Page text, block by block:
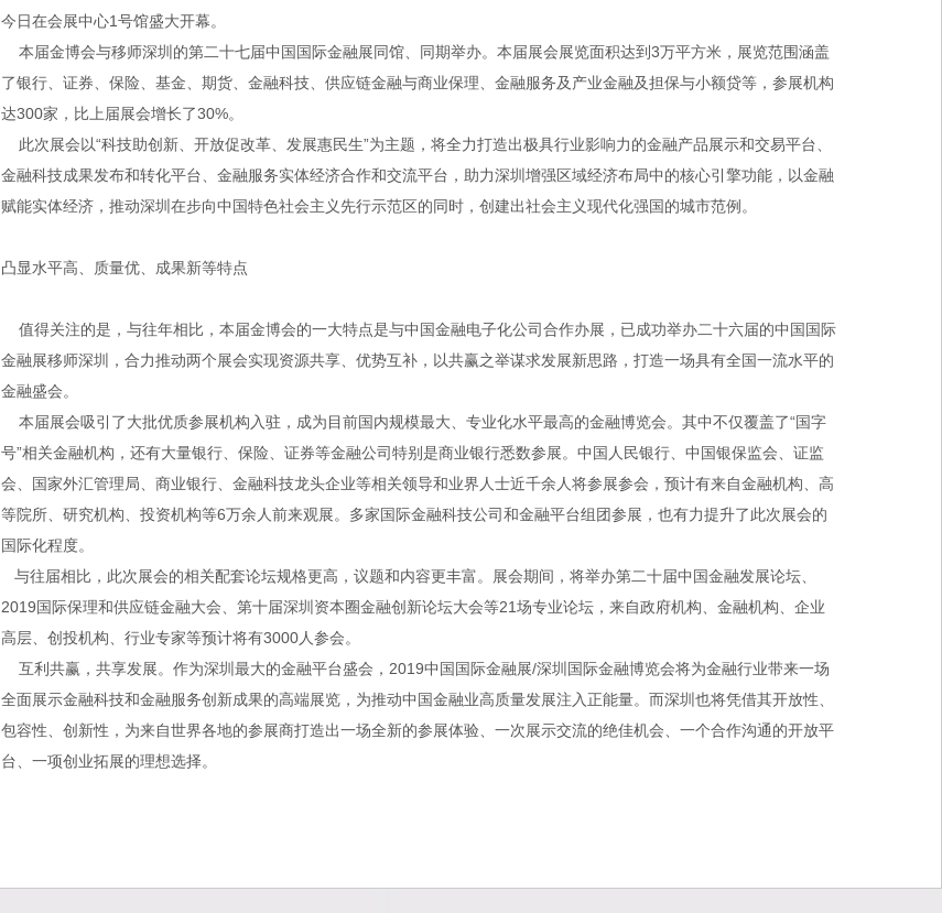
今日在会展中心1号馆盛大开幕。
本届金博会与移师深圳的第二十七届中国国际金融展同馆、同期举办。本届展会展览面积达到3万平方米，展览范围涵盖
了银行、证券、保险、基金、期货、金融科技、供应链金融与商业保理、金融服务及产业金融及担保与小额贷等，参展机构
达300家，比上届展会增长了30%。
此次展会以“科技助创新、开放促改革、发展惠民生”为主题，将全力打造出极具行业影响力的金融产品展示和交易平台、
金融科技成果发布和转化平台、金融服务实体经济合作和交流平台，助力深圳增强区域经济布局中的核心引擎功能，以金融
赋能实体经济，推动深圳在步向中国特色社会主义先行示范区的同时，创建出社会主义现代化强国的城市范例。
凸显水平高、质量优、成果新等特点
值得关注的是，与往年相比，本届金博会的一大特点是与中国金融电子化公司合作办展，已成功举办二十六届的中国国际
金融展移师深圳，合力推动两个展会实现资源共享、优势互补，以共赢之举谋求发展新思路，打造一场具有全国一流水平的
金融盛会。
本届展会吸引了大批优质参展机构入驻，成为目前国内规模最大、专业化水平最高的金融博览会。其中不仅覆盖了“国字
号”相关金融机构，还有大量银行、保险、证券等金融公司特别是商业银行悉数参展。中国人民银行、中国银保监会、证监
会、国家外汇管理局、商业银行、金融科技龙头企业等相关领导和业界人士近千余人将参展参会，预计有来自金融机构、高
等院所、研究机构、投资机构等6万余人前来观展。多家国际金融科技公司和金融平台组团参展，也有力提升了此次展会的
国际化程度。
与往届相比，此次展会的相关配套论坛规格更高，议题和内容更丰富。展会期间，将举办第二十届中国金融发展论坛、
2019国际保理和供应链金融大会、第十届深圳资本圈金融创新论坛大会等21场专业论坛，来自政府机构、金融机构、企业
高层、创投机构、行业专家等预计将有3000人参会。
互利共赢，共享发展。作为深圳最大的金融平台盛会，2019中国国际金融展/深圳国际金融博览会将为金融行业带来一场
全面展示金融科技和金融服务创新成果的高端展览，为推动中国金融业高质量发展注入正能量。而深圳也将凭借其开放性、
包容性、创新性，为来自世界各地的参展商打造出一场全新的参展体验、一次展示交流的绝佳机会、一个合作沟通的开放平
台、一项创业拓展的理想选择。